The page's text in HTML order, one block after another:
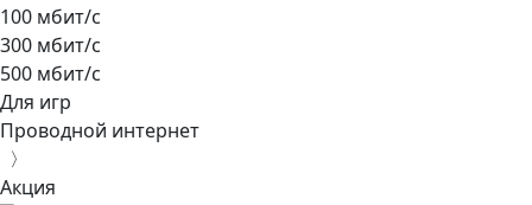
100 мбит/с
300 мбит/с
500 мбит/с
Для игр
Проводной интернет
〉
Акция